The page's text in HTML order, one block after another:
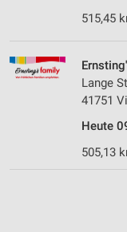
515,45
Lange
41751
Heute
505,13